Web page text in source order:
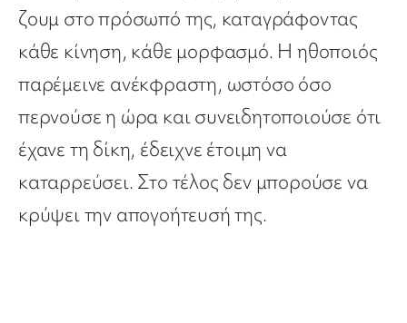
ζουμ στο πρόσωπό της, καταγράφοντας
κάθε κίνηση, κάθε μορφασμό. Η ηθοποιός
παρέμεινε ανέκφραστη, ωστόσο όσο
περνούσε η ώρα και συνειδητοποιούσε ότι
έχανε τη δίκη, έδειχνε έτοιμη να
καταρρεύσει. Στο τέλος δεν μπορούσε να
κρύψει την απογοήτευσή της.